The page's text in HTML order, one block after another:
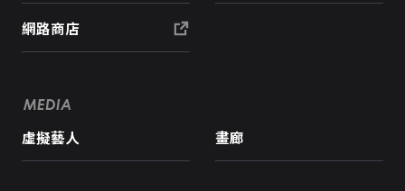
網路商店
MEDIA
虛擬藝人 畫廊